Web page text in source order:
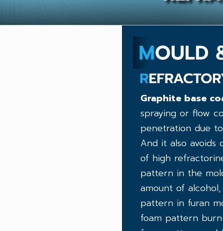
Graphite base
spraying or flow
penetration due
And it also avoids
of high
pattern in the
amount of
pattern in furan
foam pattern